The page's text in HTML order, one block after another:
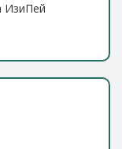
ИзиПей